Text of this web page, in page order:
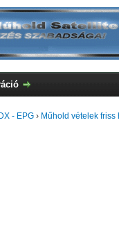
- EPG › Műhold vételek friss